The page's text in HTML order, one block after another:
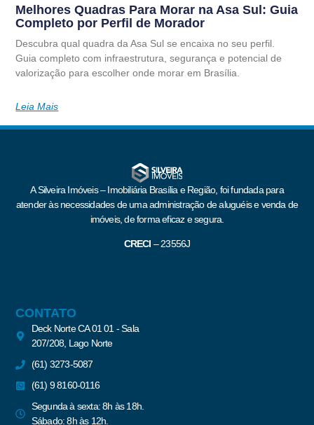
Melhores Quadras Para Morar na Asa Sul: Guia
Completo por Perfil de Morador
Descubra qual quadra da Asa Sul se encaixa no seu perfil.
Guia completo com infraestrutura, segurança e potencial de
valorização para escolher onde morar em Brasília.
Leia Mais
A Silveira Imóveis – Imobiliária Brasília e Região, foi fundada para
atender às necessidades de uma administração de aluguéis e venda de
imóveis, de forma eficaz e segura.
CRECI –23556J
CONTATO
Deck Norte CA 01 01 - Sala
207/208, Lago Norte
(61) 3273-5087
(61) 9 8160-0116
Segunda à sexta: 8h às 18h.
Sábado: 8h às 12h.